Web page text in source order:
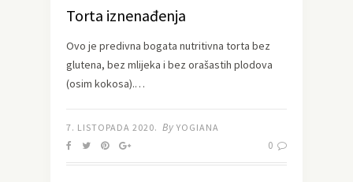
Torta iznenađenja
Ovo je predivna bogata nutritivna torta bez
glutena, bez mlijeka i bez orašastih plodova
(osim kokosa).…
7. LISTOPADA 2020. By YOGIANA
0